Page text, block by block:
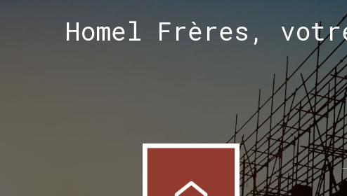
Homel Frères,